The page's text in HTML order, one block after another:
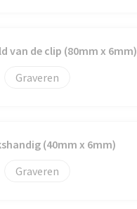
van de clip (80mm x 6mm)
Graveren
(40mm x 6mm)
Graveren